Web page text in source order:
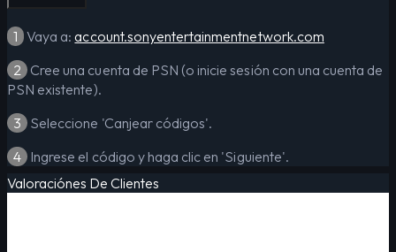
1 Vaya a:account.sonyentertainmentnetwork.com
2 Cree una cuenta de PSN (o inicie sesión con una cuenta de
PSN existente).
3 Seleccione 'Canjear códigos'.
4 Ingrese el código y haga clic en 'Siguiente'.
Valoraciónes De Clientes